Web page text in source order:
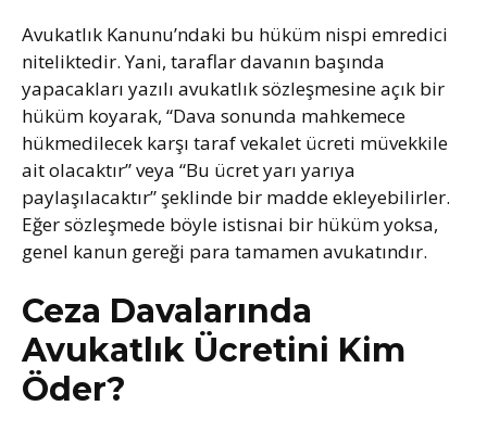
Avukatlık Kanunu’ndaki bu hüküm nispi emredici
niteliktedir. Yani, taraflar davanın başında
yapacakları yazılı avukatlık sözleşmesine açık bir
hüküm koyarak, “Dava sonunda mahkemece
hükmedilecek karşı taraf vekalet ücreti müvekkile
ait olacaktır” veya “Bu ücret yarı yarıya
paylaşılacaktır” şeklinde bir madde ekleyebilirler.
Eğer sözleşmede böyle istisnai bir hüküm yoksa,
genel kanun gereği para tamamen avukatındır.
Ceza Davalarında
Avukatlık Ücretini Kim
Öder?